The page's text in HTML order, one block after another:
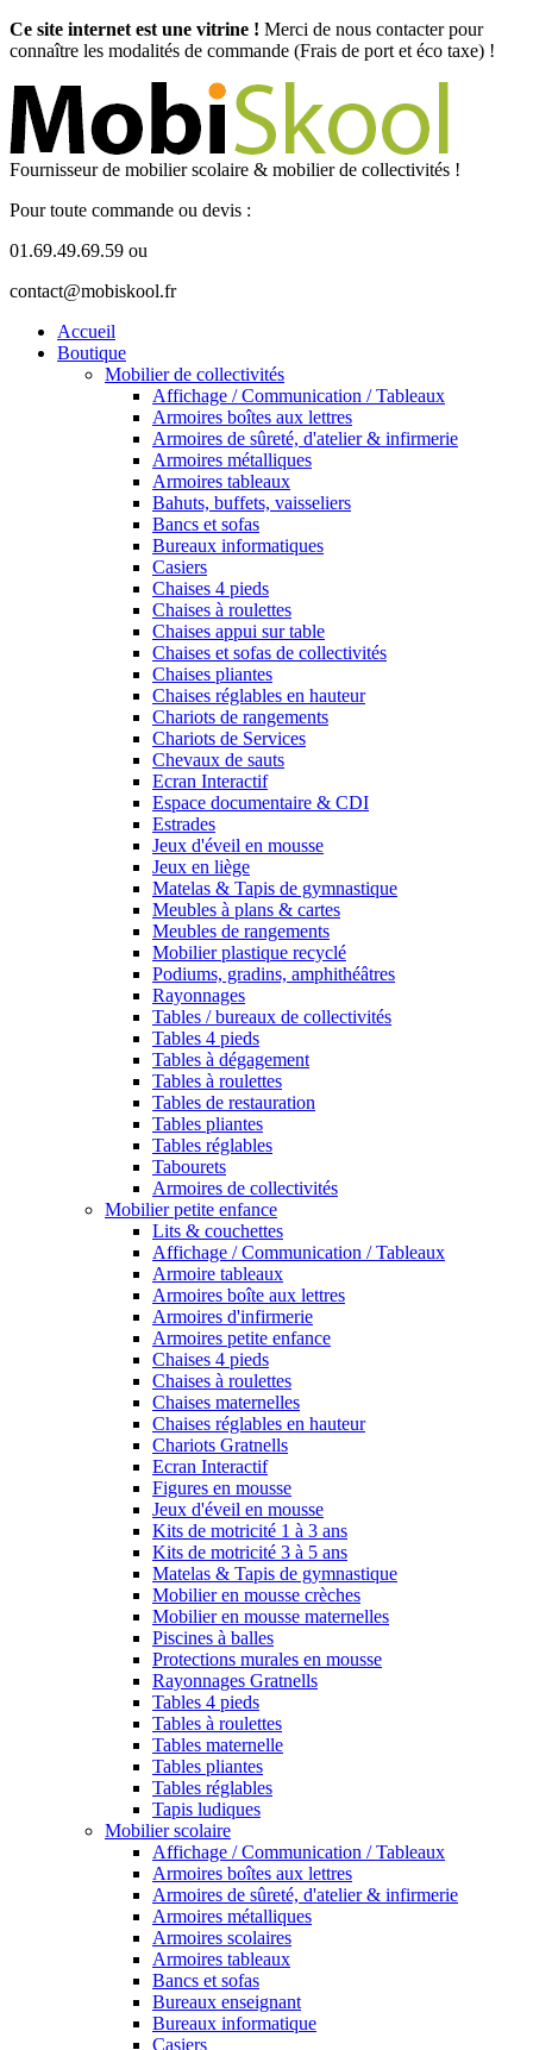
Ce site internet est une vitrine ! Merci de nous contacter pour
connaître les modalités de commande (Frais de port et éco taxe) !
Fournisseur de mobilier scolaire & mobilier de collectivités !
Pour toute commande ou devis :
01.69.49.69.59 ou
contact@mobiskool.fr
Accueil
Boutique
Mobilier de collectivités
Affichage / Communication / Tableaux
Armoires boîtes aux lettres
Armoires de sûreté, d'atelier & infirmerie
Armoires métalliques
Armoires tableaux
Bahuts, buffets, vaisseliers
Bancs et sofas
Bureaux informatiques
Casiers
Chaises 4 pieds
Chaises à roulettes
Chaises appui sur table
Chaises et sofas de collectivités
Chaises pliantes
Chaises réglables en hauteur
Chariots de rangements
Chariots de Services
Chevaux de sauts
Ecran Interactif
Espace documentaire & CDI
Estrades
Jeux d'éveil en mousse
Jeux en liège
Matelas & Tapis de gymnastique
Meubles à plans & cartes
Meubles de rangements
Mobilier plastique recyclé
Podiums, gradins, amphithéâtres
Rayonnages
Tables / bureaux de collectivités
Tables 4 pieds
Tables à dégagement
Tables à roulettes
Tables de restauration
Tables pliantes
Tables réglables
Tabourets
Armoires de collectivités
Mobilier petite enfance
Lits & couchettes
Affichage / Communication / Tableaux
Armoire tableaux
Armoires boîte aux lettres
Armoires d'infirmerie
Armoires petite enfance
Chaises 4 pieds
Chaises à roulettes
Chaises maternelles
Chaises réglables en hauteur
Chariots Gratnells
Ecran Interactif
Figures en mousse
Jeux d'éveil en mousse
Kits de motricité 1 à 3 ans
Kits de motricité 3 à 5 ans
Matelas & Tapis de gymnastique
Mobilier en mousse crèches
Mobilier en mousse maternelles
Piscines à balles
Protections murales en mousse
Rayonnages Gratnells
Tables 4 pieds
Tables à roulettes
Tables maternelle
Tables pliantes
Tables réglables
Tapis ludiques
Mobilier scolaire
Affichage / Communication / Tableaux
Armoires boîtes aux lettres
Armoires de sûreté, d'atelier & infirmerie
Armoires métalliques
Armoires scolaires
Armoires tableaux
Bancs et sofas
Bureaux enseignant
Bureaux informatique
Casiers